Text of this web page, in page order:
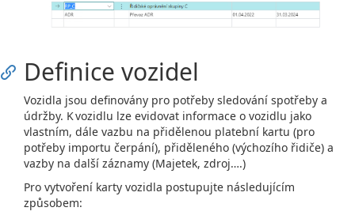
Definice vozidel
Vozidla jsou definovány pro potřeby sledování spotřeby a
údržby. K vozidlu lze evidovat informace o vozidlu jako
vlastním, dále vazbu na přidělenou platební kartu (pro
potřeby importu čerpání), přiděleného (výchozího řidiče) a
vazby na další záznamy (Majetek, zdroj….)
Pro vytvoření karty vozidla postupujte následujícím
způsobem: